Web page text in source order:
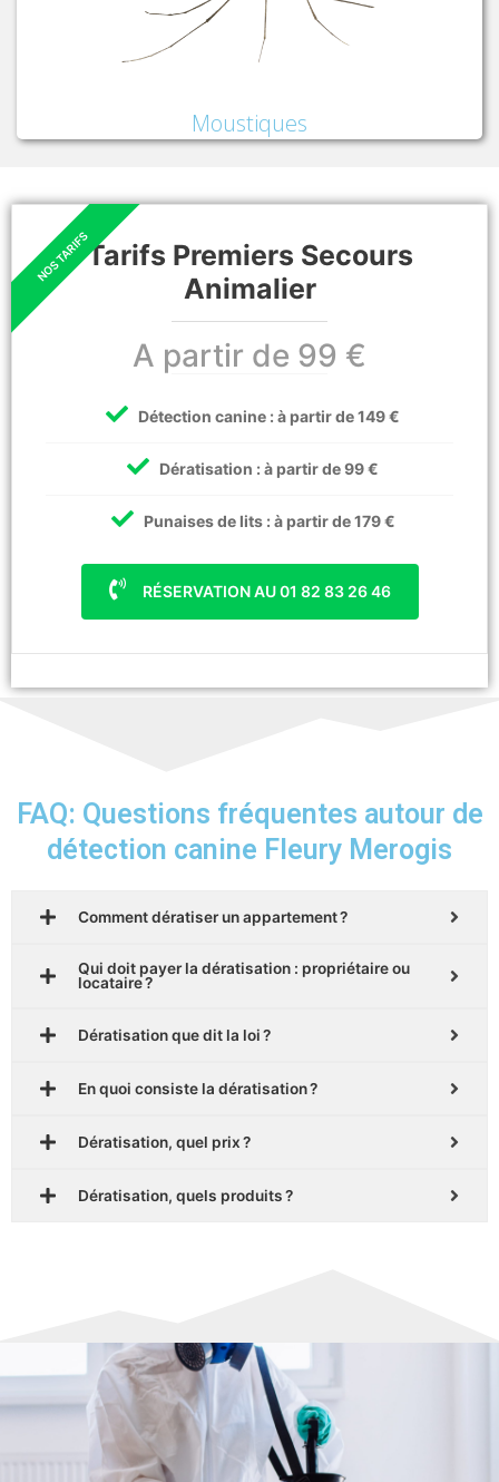
Moustiques
Tarifs Premiers Secours
Animalier
A partir de 99 €
Détection canine : à partir de 149 €
Dératisation : à partir de 99 €
Punaises de lits : à partir de 179 €
RÉSERVATION AU 01 82 83 26 46
FAQ: Questions fréquentes autour de
détection canine Fleury Merogis
Comment dératiser un appartement ?
Qui doit payer la dératisation : propriétaire ou
locataire ?
Dératisation que dit la loi ?
En quoi consiste la dératisation ?
Dératisation, quel prix ?
Dératisation, quels produits ?